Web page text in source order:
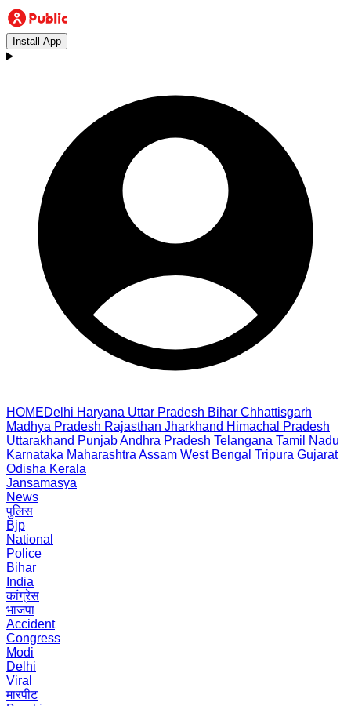
Install App
HOMEDelhi Haryana Uttar Pradesh Bihar Chhattisgarh
Madhya Pradesh Rajasthan Jharkhand Himachal Pradesh
Uttarakhand PunjabAndhra Pradesh Telangana Tamil Nadu
Karnataka Maharashtra Assam West Bengal Tripura Gujarat
Odisha Kerala
Jansamasya
News
पुलिस
Bjp
National
Police
Bihar
India
कांग्रेस
भाजपा
Accident
Congress
Modi
Delhi
Viral
मारपीट